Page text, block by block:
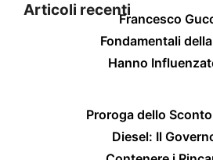
Articoli recentiFrancesco
Fondamentali
Hanno
Proroga dello
Diesel: Il